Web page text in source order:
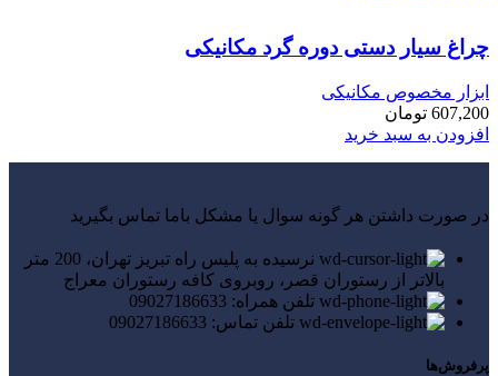
چراغ سیار دستی دوره گرد مکانیکی
ابزار مخصوص مکانیکی
607,200 تومان
افزودن به سبد خرید
در صورت داشتن هر گونه سوال یا مشکل باما تماس بگیرید
نرسیده به پلیس راه تبریز تهران، 200 متر
بالاتر از رستوران قصر، روبروی کافه رستوران معراج
تلفن همراه: 09027186633
تلفن تماس: 09027186633
پرفروش‌ها